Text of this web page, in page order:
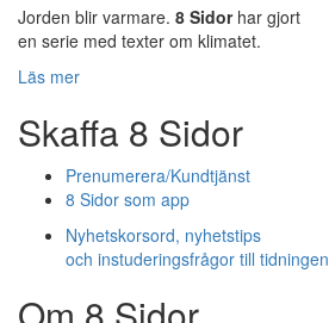
Jorden blir varmare. 8 Sidorhar gjort
en serie med texter om klimatet.
Läs mer
Skaffa 8 Sidor
Prenumerera/Kundtjänst
8 Sidor som app
Nyhetskorsord, nyhetstips
och instuderingsfrågor till tidningen